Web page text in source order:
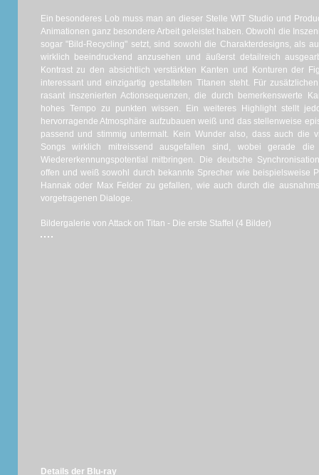
Ein besonderes Lob muss man an dieser Stelle WIT Studio und
Animationen ganz besondere Arbeit geleistet haben. Obwohl die
sogar "Bild-Recycling" setzt, sind sowohl die Charakterdesigns, als
wirklich beeindruckend anzusehen und äußerst detailreich
Kontrast zu den absichtlich verstärkten Kanten und Konturen der
interessant und einzigartig gestalteten Titanen steht. Für
rasant inszenierten Actionsequenzen, die durch bemerkenswerte
hohes Tempo zu punkten wissen. Ein weiteres Highlight stellt
hervorragende Atmosphäre aufzubauen weiß und das stellenweise
passend und stimmig untermalt. Kein Wunder also, dass auch die
Songs wirklich mitreissend ausgefallen sind, wobei gerade
Wiedererkennungspotential mitbringen. Die deutsche
offen und weiß sowohl durch bekannte Sprecher wie beispielsweise
Hannak oder Max Felder zu gefallen, wie auch durch die
vorgetragenen Dialoge.
Bildergalerie von Attack on Titan - Die erste Staffel (4 Bilder)
Details der Blu-ray